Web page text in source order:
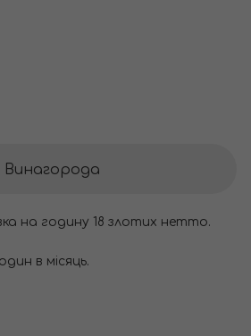
Винагорода
на годину 18 злотих нетто.
в місяць.